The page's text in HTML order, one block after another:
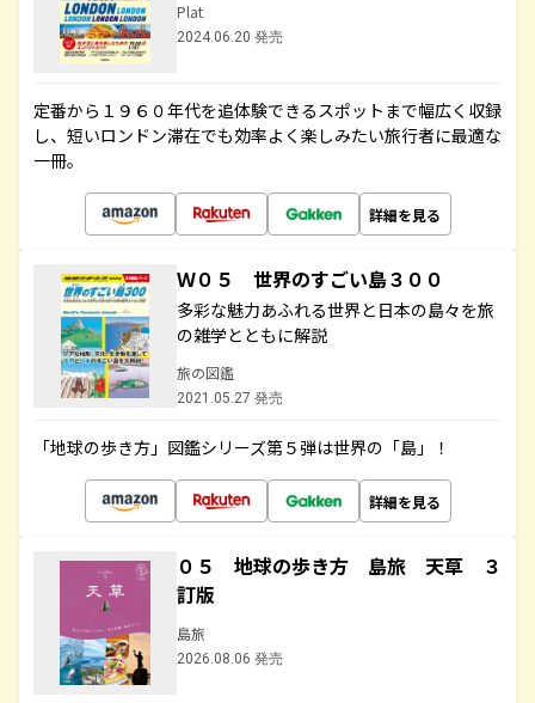
Plat
2024.06.20 発売
定番から１９６０年代を追体験できるスポットまで幅広く収録
し、短いロンドン滞在でも効率よく楽しみたい旅行者に最適な
一冊。
詳細を見る
Ｗ０５ 世界のすごい島３００
多彩な魅力あふれる世界と日本の島々を旅
の雑学とともに解説
旅の図鑑
2021.05.27 発売
「地球の歩き方」図鑑シリーズ第５弾は世界の「島」！
詳細を見る
０５ 地球の歩き方 島旅 天草 ３
訂版
島旅
2026.08.06 発売